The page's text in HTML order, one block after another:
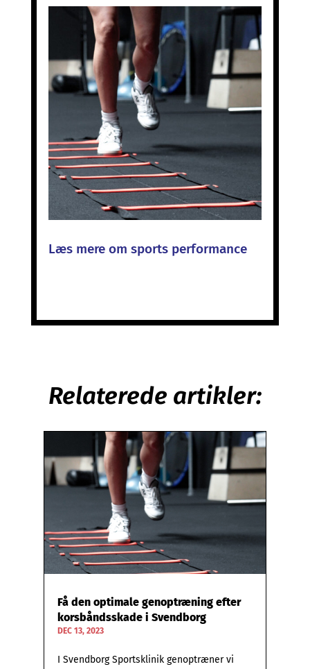
Læs mere om sports performance
Relaterede artikler:
Få den optimale genoptræning efter
korsbåndsskade i Svendborg
DEC 13, 2023
I Svendborg Sportsklinik genoptræner vi